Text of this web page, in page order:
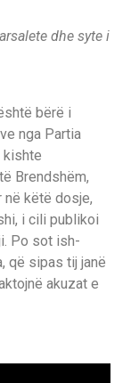
dhe syte i
bërë i
nga Partia
kishte
Brendshëm,
në këtë dosje,
i cili publikoi
Po sot ish-
që sipas tij janë
akuzat e